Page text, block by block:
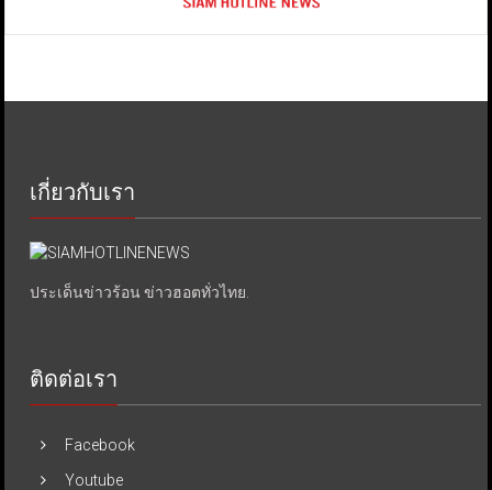
เกี่ยวกับเรา
ประเด็นข่าวร้อน ข่าวฮอตทั่วไทย.
ติดต่อเรา
Facebook
Youtube